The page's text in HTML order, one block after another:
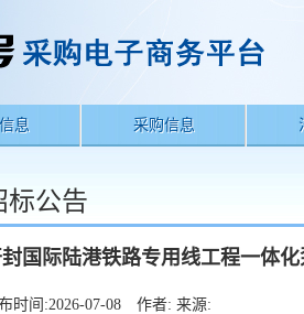
息 采购信息
标公告
国际陆港铁路专用线工程一体
时间:2026-07-08 作者: 来源: